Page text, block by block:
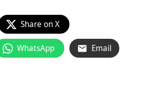
Share on X
WhatsApp Email